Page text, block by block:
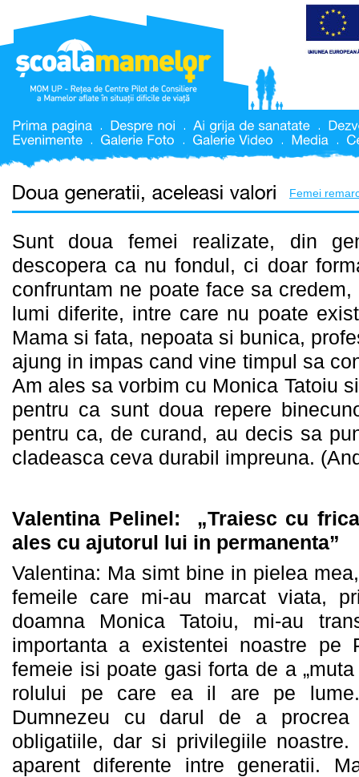
Femei
Sunt doua femei realizate, din
descopera ca nu fondul, ci doar
confruntam ne poate face sa
lumi diferite, intre care nu poate
Mama si fata, nepoata si bunica,
ajung in impas cand vine timpul sa
Am ales sa vorbim cu Monica Tatoiu
pentru ca sunt doua repere
pentru ca, de curand, au decis sa
cladeasca ceva durabil impreuna.
Valentina Pelinel: „Traiesc cu
ales cu ajutorul lui in permanenta”
Valentina: Ma simt bine in pielea
femeile care mi-au marcat viata,
doamna Monica Tatoiu, mi-au
importanta a existentei noastre pe
femeie isi poate gasi forta de a
rolului pe care ea il are pe
Dumnezeu cu darul de a
obligatiile, dar si privilegiile
aparent diferente intre generatii.